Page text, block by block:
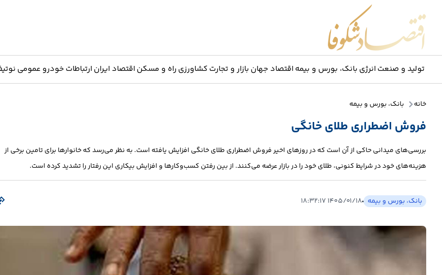
تولید و صنعت انرژی بانک، بورس و بیمه اقتصاد جهان بازار و تجارت کشاورزی راه و مسکن اقتصاد ایران ارتباطات خودرو عمومی
خانه بانک، بورس و بیمه
فروش اضطراری طلای خانگی
بررسی‌های میدانی حاکی از آن است که در روزهای اخیر فروش اضطراری طلای خانگی افزایش یافته است. به نظر می‌رسد که خانوارها برای تامین برخی از
هزینه‌های خود در شرایط کنونی، طلای خود را در بازار عرضه می‌کنند. از بین رفتن کسب‌وکارها و افزایش بیکاری این رفتار را تشدید کرده است.
بانک، بورس و بیمه ۱۴۰۵/۰۱/۱۸ ۱۸:۳۲:۱۷